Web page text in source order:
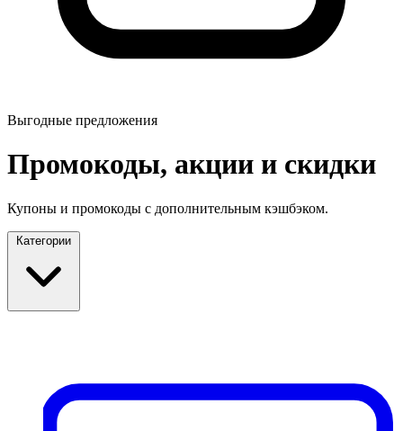
Выгодные предложения
Промокоды, акции и скидки
Купоны и промокоды с дополнительным кэшбэком.
Категории